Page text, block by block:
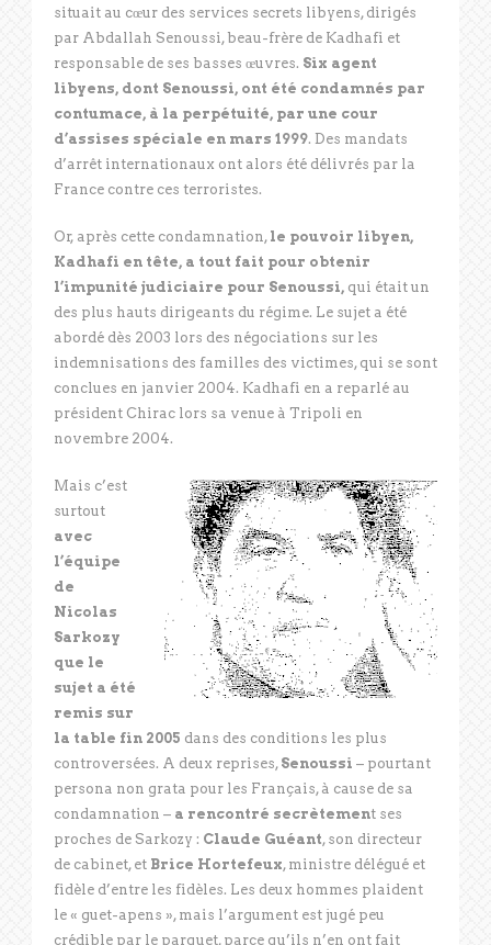
situait au cœur des services secrets libyens, dirigés
par Abdallah Senoussi, beau-frère de Kadhafi et
responsable de ses basses œuvres. Six agent
libyens, dont Senoussi, ont été condamnés par
contumace, à la perpétuité, par une cour
d’assises spéciale en mars 1999. Des mandats
d’arrêt internationaux ont alors été délivrés par la
France contre ces terroristes.
Or, après cette condamnation, le pouvoir libyen,
Kadhafi en tête, a tout fait pour obtenir
l’impunité judiciaire pour Senoussi, qui était un
des plus hauts dirigeants du régime. Le sujet a été
abordé dès 2003 lors des négociations sur les
indemnisations des familles des victimes, qui se sont
conclues en janvier 2004. Kadhafi en a reparlé au
président Chirac lors sa venue à Tripoli en
novembre 2004.
Mais c’est
surtout
avec
l’équipe
de
Nicolas
Sarkozy
que le
sujet a été
remis sur
la table fin 2005 dans des conditions les plus
controversées. A deux reprises, Senoussi – pourtant
persona non grata pour les Français, à cause de sa
condamnation – a rencontré secrètement ses
proches de Sarkozy : Claude Guéant, son directeur
de cabinet, et Brice Hortefeux, ministre délégué et
fidèle d’entre les fidèles. Les deux hommes plaident
le « guet-apens », mais l’argument est jugé peu
crédible par le parquet, parce qu’ils n’en ont fait